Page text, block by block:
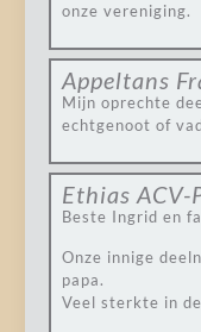
onze vereniging.
Appeltans
Mijn oprechte
echtgenoot of
Ethias ACV-
Beste Ingrid en
Onze innige
papa.
Veel sterkte in